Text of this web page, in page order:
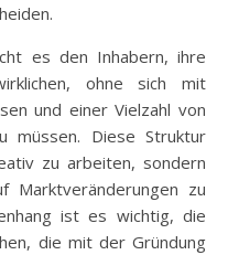
es den Inhabern, ihre
ohne sich mit
und einer Vielzahl von
müssen. Diese Struktur
zu arbeiten, sondern
Marktveränderungen zu
ist es wichtig, die
die mit der Gründung